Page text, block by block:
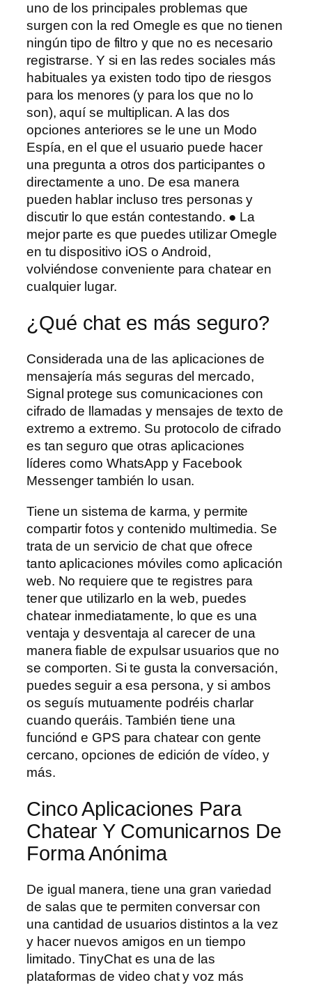
uno de los principales problemas que
surgen con la red Omegle es que no tienen
ningún tipo de filtro y que no es necesario
registrarse. Y si en las redes sociales más
habituales ya existen todo tipo de riesgos
para los menores (y para los que no lo
son), aquí se multiplican. A las dos
opciones anteriores se le une un Modo
Espía, en el que el usuario puede hacer
una pregunta a otros dos participantes o
directamente a uno. De esa manera
pueden hablar incluso tres personas y
discutir lo que están contestando. ● La
mejor parte es que puedes utilizar Omegle
en tu dispositivo iOS o Android,
volviéndose conveniente para chatear en
cualquier lugar.
¿Qué chat es más seguro?
Considerada una de las aplicaciones de
mensajería más seguras del mercado,
Signal protege sus comunicaciones con
cifrado de llamadas y mensajes de texto de
extremo a extremo. Su protocolo de cifrado
es tan seguro que otras aplicaciones
líderes como WhatsApp y Facebook
Messenger también lo usan.
Tiene un sistema de karma, y permite
compartir fotos y contenido multimedia. Se
trata de un servicio de chat que ofrece
tanto aplicaciones móviles como aplicación
web. No requiere que te registres para
tener que utilizarlo en la web, puedes
chatear inmediatamente, lo que es una
ventaja y desventaja al carecer de una
manera fiable de expulsar usuarios que no
se comporten. Si te gusta la conversación,
puedes seguir a esa persona, y si ambos
os seguís mutuamente podréis charlar
cuando queráis. También tiene una
funciónd e GPS para chatear con gente
cercano, opciones de edición de vídeo, y
más.
Cinco Aplicaciones Para
Chatear Y Comunicarnos De
Forma Anónima
De igual manera, tiene una gran variedad
de salas que te permiten conversar con
una cantidad de usuarios distintos a la vez
y hacer nuevos amigos en un tiempo
limitado. TinyChat es una de las
plataformas de video chat y voz más